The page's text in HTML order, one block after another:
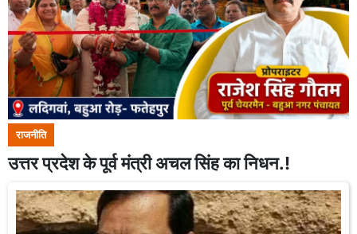
राजनीति
उत्तर प्रदेश के पूर्व मंत्री अचल सिंह का निधन.!